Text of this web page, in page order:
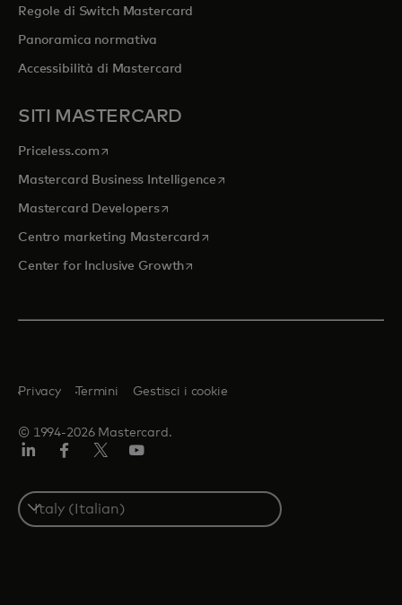
Regole di Switch Mastercard
Panoramica normativa
Accessibilità di Mastercard
SITI MASTERCARD
Priceless.com si apre in una nuova scheda
Mastercard Business Intelligencesi apre in una nuova scheda
Mastercard Developerssi apre in una nuova scheda
Centro marketing Mastercard si apre in una nuova scheda
Center for Inclusive Growthsi apre in una nuova scheda
© 1994-2026 Mastercard.
Privacy Termini Gestisci i cookie
Select
a
country